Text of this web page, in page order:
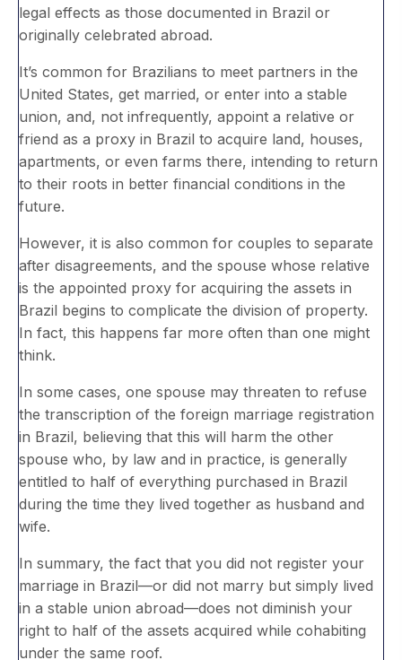
legal effects as those documented in Brazil or
originally celebrated abroad.
It’s common for Brazilians to meet partners in the
United States, get married, or enter into a stable
union, and, not infrequently, appoint a relative or
friend as a proxy in Brazil to acquire land, houses,
apartments, or even farms there, intending to return
to their roots in better financial conditions in the
future.
However, it is also common for couples to separate
after disagreements, and the spouse whose relative
is the appointed proxy for acquiring the assets in
Brazil begins to complicate the division of property.
In fact, this happens far more often than one might
think.
In some cases, one spouse may threaten to refuse
the transcription of the foreign marriage registration
in Brazil, believing that this will harm the other
spouse who, by law and in practice, is generally
entitled to half of everything purchased in Brazil
during the time they lived together as husband and
wife.
In summary, the fact that you did not register your
marriage in Brazil—or did not marry but simply lived
in a stable union abroad—does not diminish your
right to half of the assets acquired while cohabiting
under the same roof.